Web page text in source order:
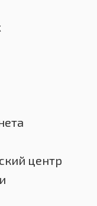
центр